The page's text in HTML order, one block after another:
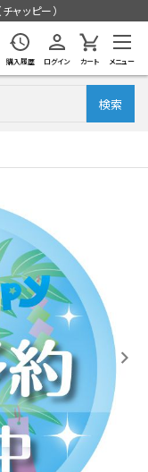
ャッピー）
購入履歴 ログイン カート メニュー
検索